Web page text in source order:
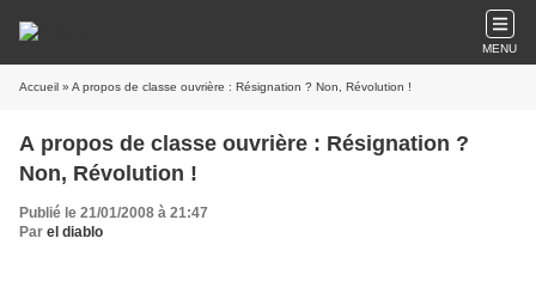
MENU
Accueil » A propos de classe ouvrière : Résignation ? Non, Révolution !
A propos de classe ouvrière : Résignation ?
Non, Révolution !
Publié le 21/01/2008 à 21:47
Par el diablo